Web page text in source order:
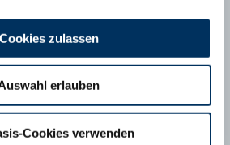
Cookies zulassen
erlauben
Cookies verwenden
e.V., Bonn